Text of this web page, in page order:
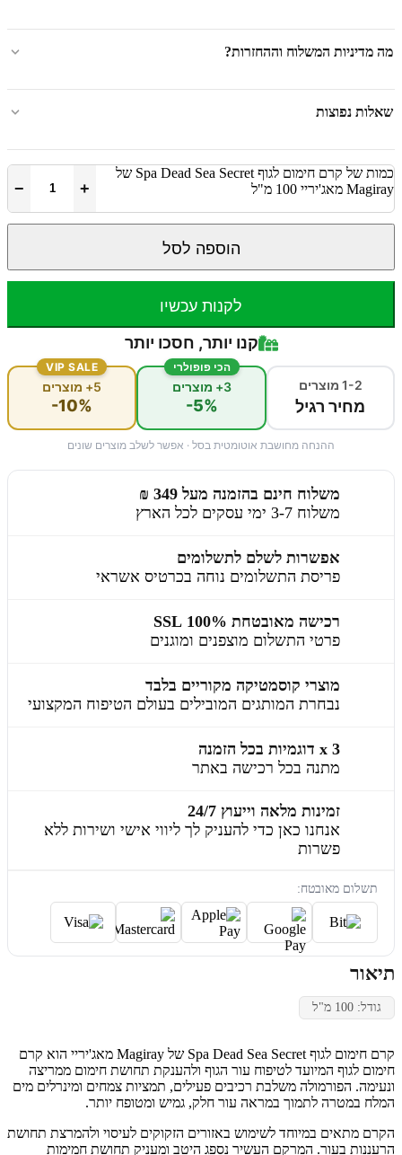
מה מדיניות המשלוח וההחזרות?
שאלות נפוצות
כמות של קרם חימום לגוף Spa Dead Sea Secret של
Magiray מאג'יריי 100 מ"ל
+
−
הוספה לסל
לקנות עכשיו
קנו יותר, חסכו יותר
1-2 מוצרים
מחיר רגיל
הכי פופולרי
3+ מוצרים
-5%
VIP SALE
5+ מוצרים
-10%
ההנחה מחושבת אוטומטית בסל · אפשר לשלב מוצרים שונים
משלוח חינם בהזמנה מעל 349 ₪
משלוח 3-7 ימי עסקים לכל הארץ
אפשרות לשלם לתשלומים
פריסת התשלומים נוחה בכרטיס אשראי
רכישה מאובטחת 100% SSL
פרטי התשלום מוצפנים ומוגנים
מוצרי קוסמטיקה מקוריים בלבד
נבחרת המותגים המובילים בעולם הטיפוח המקצועי
3 x דוגמיות בכל הזמנה
מתנה בכל רכישה באתר
זמינות מלאה וייעוץ 24/7
אנחנו כאן כדי להעניק לך ליווי אישי ושירות ללא
פשרות
תשלום מאובטח:
תיאור
גודל: 100 מ"ל
קרם חימום לגוף Spa Dead Sea Secret של Magiray מאג'יריי הוא קרם
חימום לגוף המיועד לטיפוח עור הגוף ולהענקת תחושת חימום ממריצה
ונעימה. הפורמולה משלבת רכיבים פעילים, תמציות צמחים ומינרלים מים
המלח במטרה לתמוך במראה עור חלק, גמיש ומטופח יותר.
הקרם מתאים במיוחד לשימוש באזורים הזקוקים לעיסוי ולהמרצת תחושת
הרעננות בעור. המרקם העשיר נספג היטב ומעניק תחושת חמימות